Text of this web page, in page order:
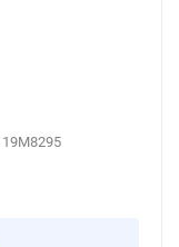
19M8295